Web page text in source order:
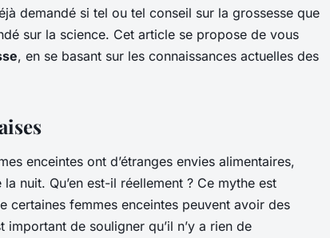
demandé si tel ou tel conseil sur la grossesse que
sur la science. Cet article se propose de vous
, en se basant sur les connaissances actuelles des
enceintes ont d’étranges envies alimentaires,
nuit. Qu’en est-il réellement ? Ce mythe est
certaines femmes enceintes peuvent avoir des
de souligner qu’il n’y a rien de